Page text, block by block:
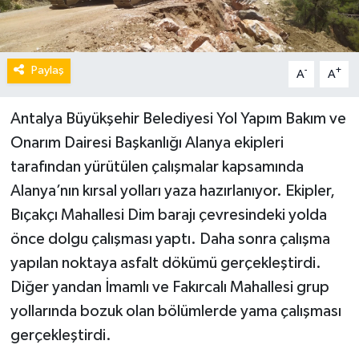
Paylaş A- A+
Antalya Büyükşehir Belediyesi Yol Yapım Bakım ve
Onarım Dairesi Başkanlığı Alanya ekipleri
tarafından yürütülen çalışmalar kapsamında
Alanya’nın kırsal yolları yaza hazırlanıyor. Ekipler,
Bıçakçı Mahallesi Dim barajı çevresindeki yolda
önce dolgu çalışması yaptı. Daha sonra çalışma
yapılan noktaya asfalt dökümü gerçekleştirdi.
Diğer yandan İmamlı ve Fakırcalı Mahallesi grup
yollarında bozuk olan bölümlerde yama çalışması
gerçekleştirdi.